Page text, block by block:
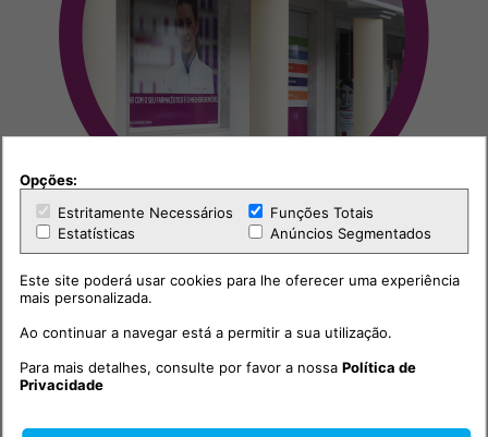
Outras notícias
Opções:
Estritamente Necessários
Funções Totais
Estatísticas
Anúncios Segmentados
Este site poderá usar cookies para lhe oferecer uma experiência
mais personalizada.
Ao continuar a navegar está a permitir a sua utilização.
Para mais detalhes, consulte por favor a nossaPolítica de
Privacidade